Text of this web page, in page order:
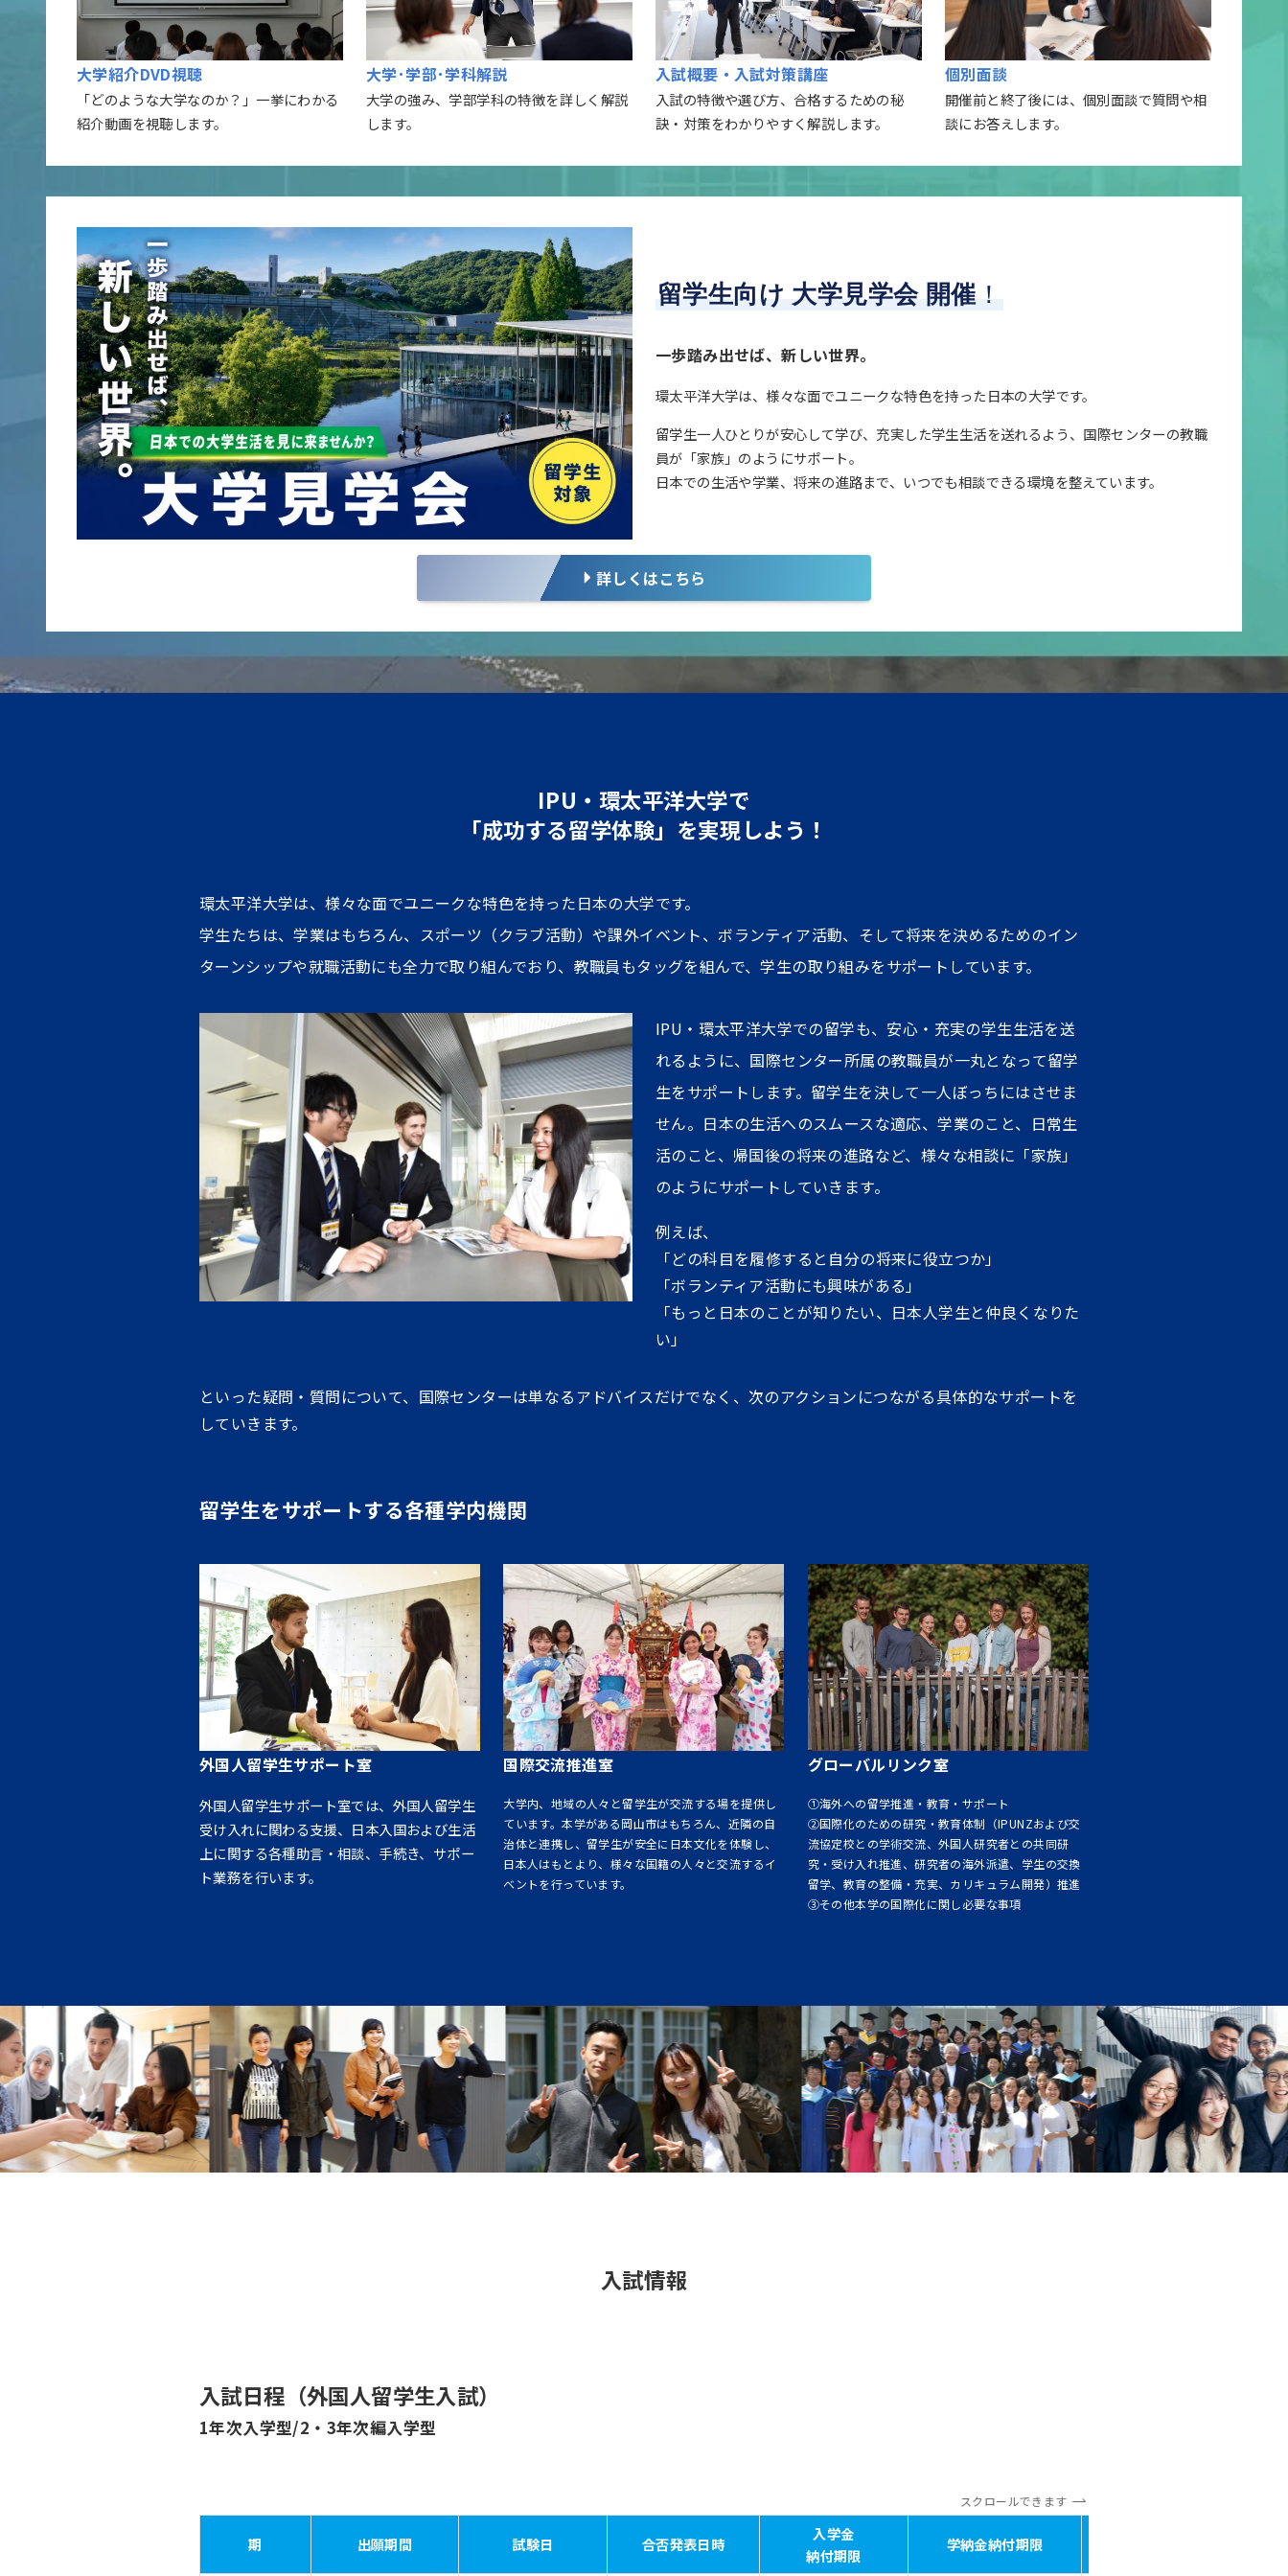
大学紹介DVD視聴
「どのような大学なのか？」一挙にわかる
紹介動画を視聴します。
大学･学部･学科解説
大学の強み、学部学科の特徴を詳しく解説
します。
入試概要・入試対策講座
入試の特徴や選び方、合格するための秘
訣・対策をわかりやすく解説します。
個別面談
開催前と終了後には、個別面談で質問や相
談にお答えします。
留学生向け 大学見学会 開催 ！
一歩踏み出せば、新しい世界。
環太平洋大学は、様々な面でユニークな特色を持った日本の大学です。
留学生一人ひとりが安心して学び、充実した学生生活を送れるよう、国際センターの教職
員が「家族」のようにサポート。
日本での生活や学業、将来の進路まで、いつでも相談できる環境を整えています。
詳しくはこちら
IPU・環太平洋大学で
「成功する留学体験」を実現しよう！
環太平洋大学は、様々な面でユニークな特色を持った日本の大学です。
学生たちは、学業はもちろん、スポーツ（クラブ活動）や課外イベント、ボランティア活動、そして将来を決めるためのイン
ターンシップや就職活動にも全力で取り組んでおり、教職員もタッグを組んで、学生の取り組みをサポートしています。
IPU・環太平洋大学での留学も、安心・充実の学生生活を送
れるように、国際センター所属の教職員が一丸となって留学
生をサポートします。留学生を決して一人ぼっちにはさせま
せん。日本の生活へのスムースな適応、学業のこと、日常生
活のこと、帰国後の将来の進路など、様々な相談に「家族」
のようにサポートしていきます。
例えば、
「どの科目を履修すると自分の将来に役立つか」
「ボランティア活動にも興味がある」
「もっと日本のことが知りたい、日本人学生と仲良くなりた
い」
といった疑問・質問について、国際センターは単なるアドバイスだけでなく、次のアクションにつながる具体的なサポートを
していきます。
留学生をサポートする各種学内機関
外国人留学生サポート室
外国人留学生サポート室では、外国人留学生
受け入れに関わる支援、日本入国および生活
上に関する各種助言・相談、手続き、サポー
ト業務を行います。
国際交流推進室
大学内、地域の人々と留学生が交流する場を提供し
ています。本学がある岡山市はもちろん、近隣の自
治体と連携し、留学生が安全に日本文化を体験し、
日本人はもとより、様々な国籍の人々と交流するイ
ベントを行っています。
グローバルリンク室
①海外への留学推進・教育・サポート
②国際化のための研究・教育体制（IPUNZおよび交
流協定校との学術交流、外国人研究者との共同研
究・受け入れ推進、研究者の海外派遣、学生の交換
留学、教育の整備・充実、カリキュラム開発）推進
③その他本学の国際化に関し必要な事項
入試情報
入試日程（外国人留学生入試）
1年次入学型/2・3年次編入学型
スクロールできます
期 出願期間 試験日 合否発表日時
入学金
納付期限
学納金納付期限